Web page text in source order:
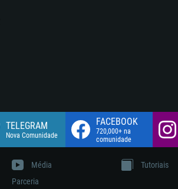
TELEGRAM
Nova Comunidade
FACEBOOK
720,000+ na
comunidade
Média
Parceria
Tutoriais